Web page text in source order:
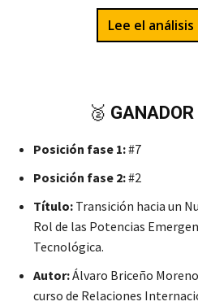
Lee el análisis
🥈
Posición fase 1:#7
Posición fase 2:#2
Título: Transición hacia un
Rol de las Potencias
Tecnológica.
Autor:Álvaro Briceño
curso de Relaciones